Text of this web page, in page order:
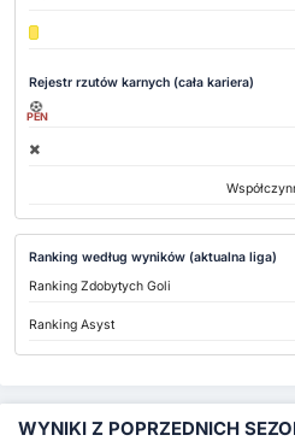
Rejestr rzutów karnych (cała kariera)
PEN
Ranking według wyników (aktualna liga)
Ranking Zdobytych Goli
Ranking Asyst
WYNIKI Z POPRZEDNICH